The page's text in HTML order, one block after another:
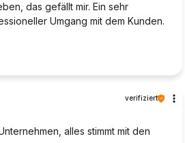
das gefällt mir. Ein sehr
Umgang mit dem Kunden.
verifiziert
alles stimmt mit den